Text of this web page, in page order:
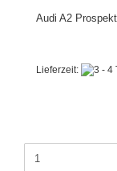
Audi A2
Lieferzeit: